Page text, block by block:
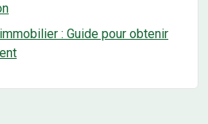
: Guide pour obtenir